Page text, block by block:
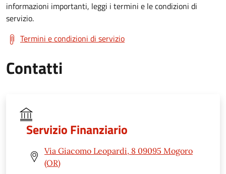
informazioni importanti, leggi i termini e le condizioni di
servizio.
Termini e condizioni di servizio
Contatti
Servizio Finanziario
Via Giacomo Leopardi, 8 09095 Mogoro
(OR)